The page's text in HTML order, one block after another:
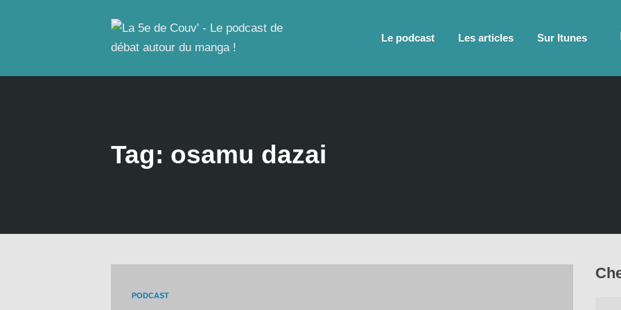
Le podcast Les articles Sur Itunes
Tag: osamu dazai
PODCAST